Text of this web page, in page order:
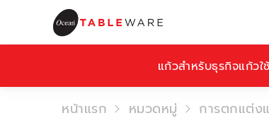
แก้วสำหรับธุรกิจแก้วใ
หน้าแรก หมวดหมู่ การตกแต่ง